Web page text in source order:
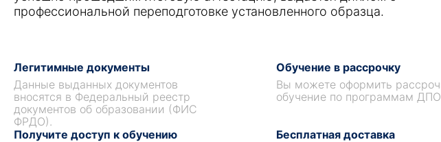
профессиональной переподготовке установленного образца.
Легитимные документы
Данные выданных документов
вносятся в Федеральный реестр
документов об образовании (ФИС
ФРДО).
Обучение в рассрочку
Вы можете оформить
обучение по программам
Получите доступ к обучению
Бесплатная доставка